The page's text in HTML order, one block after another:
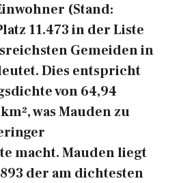
(Stand:
11.473 in der Liste
Gemeiden in
Dies entspricht
von 64,94
was Mauden zu
macht. Mauden liegt
der am dichtesten